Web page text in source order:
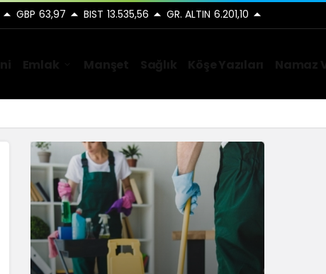
GBP 63,97 BIST 13.535,56 GR. ALTIN 6.201,10